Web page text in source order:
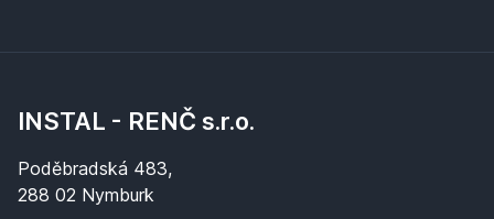
INSTAL - RENČ s.r.o.
Poděbradská 483,
288 02 Nymburk